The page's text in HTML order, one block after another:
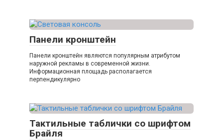
Панели кронштейн
Панели кронштейн являются популярным атрибутом
наружной рекламы в современной жизни.
Информационная площадь располагается
перпендикулярно
Тактильные таблички со шрифтом
Брайля